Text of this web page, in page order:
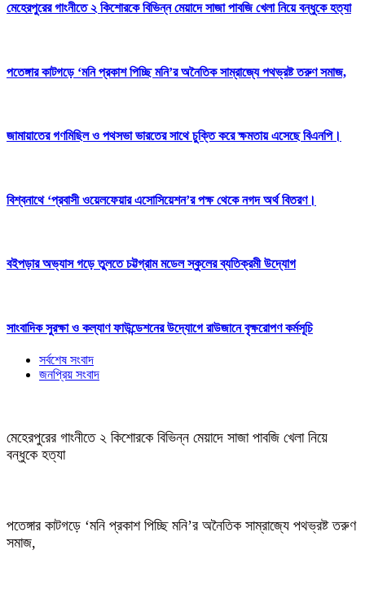
মেহেরপুরের গাংনীতে ২ কিশোরকে বিভিন্ন মেয়াদে সাজা পাবজি খেলা নিয়ে বন্ধুকে হত্যা
পতেঙ্গার কাটগড়ে ‘মনি প্রকাশ পিচ্ছি মনি’র অনৈতিক সাম্রাজ্যে পথভ্রষ্ট তরুণ সমাজ,
জামায়াতের গণমিছিল ও পথসভা ভারতের সাথে চুক্তি করে ক্ষমতায় এসেছে বিএনপি।
বিশ্বনাথে ‘প্রবাসী ওয়েলফেয়ার এসোসিয়েশন’র পক্ষ থেকে নগদ অর্থ বিতরণ।
বইপড়ার অভ্যাস গড়ে তুলতে চট্টগ্রাম মডেল স্কুলের ব্যতিক্রমী উদ্যোগ
সাংবাদিক সুরক্ষা ও কল্যাণ ফাউন্ডেশনের উদ্যোগে রাউজানে বৃক্ষরোপণ কর্মসূচি
সর্বশেষ সংবাদ
জনপ্রিয় সংবাদ
মেহেরপুরের গাংনীতে ২ কিশোরকে বিভিন্ন মেয়াদে সাজা পাবজি খেলা নিয়ে
বন্ধুকে হত্যা
পতেঙ্গার কাটগড়ে ‘মনি প্রকাশ পিচ্ছি মনি’র অনৈতিক সাম্রাজ্যে পথভ্রষ্ট তরুণ
সমাজ,